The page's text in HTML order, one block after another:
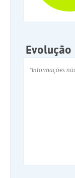
Evolução
*Informações